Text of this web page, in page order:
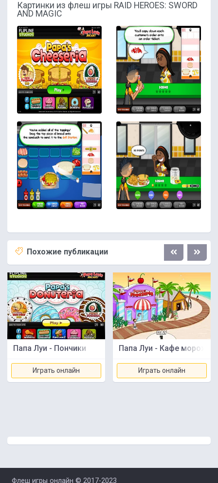
Картинки из флеш игры RAID HEROES: SWORD
AND MAGIC
Похожие публикации
Папа Луи - Пончики
Играть онлайн
Папа Луи - Кафе
Играть онлайн
Флеш игры онлайн © 2017-2023